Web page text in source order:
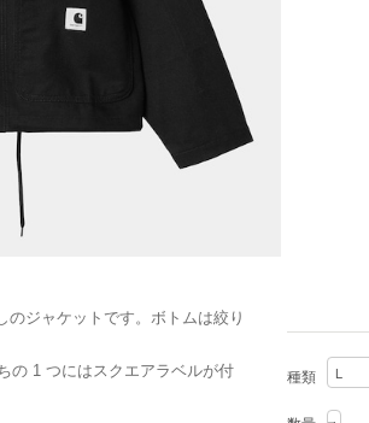
ジャケットです。ボトムは絞り
の 1 つにはスクエアラベルが付
種類